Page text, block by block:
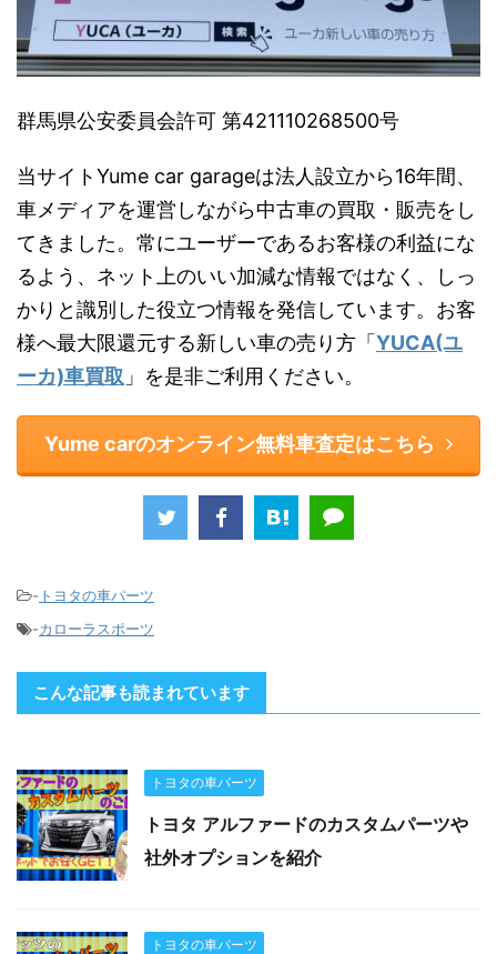
群馬県公安委員会許可 第421110268500号
当サイトYume car garageは法人設立から16年間、
車メディアを運営しながら中古車の買取・販売をし
てきました。常にユーザーであるお客様の利益にな
るよう、ネット上のいい加減な情報ではなく、しっ
かりと識別した役立つ情報を発信しています。お客
様へ最大限還元する新しい車の売り方「YUCA(ユ
ーカ)車買取 」を是非ご利用ください。
Yume carのオンライン無料車査定はこちら
- トヨタの車パーツ
-カローラスポーツ
こんな記事も読まれています
トヨタの車パーツ
トヨタ アルファードのカスタムパーツや
社外オプションを紹介
トヨタの車パーツ